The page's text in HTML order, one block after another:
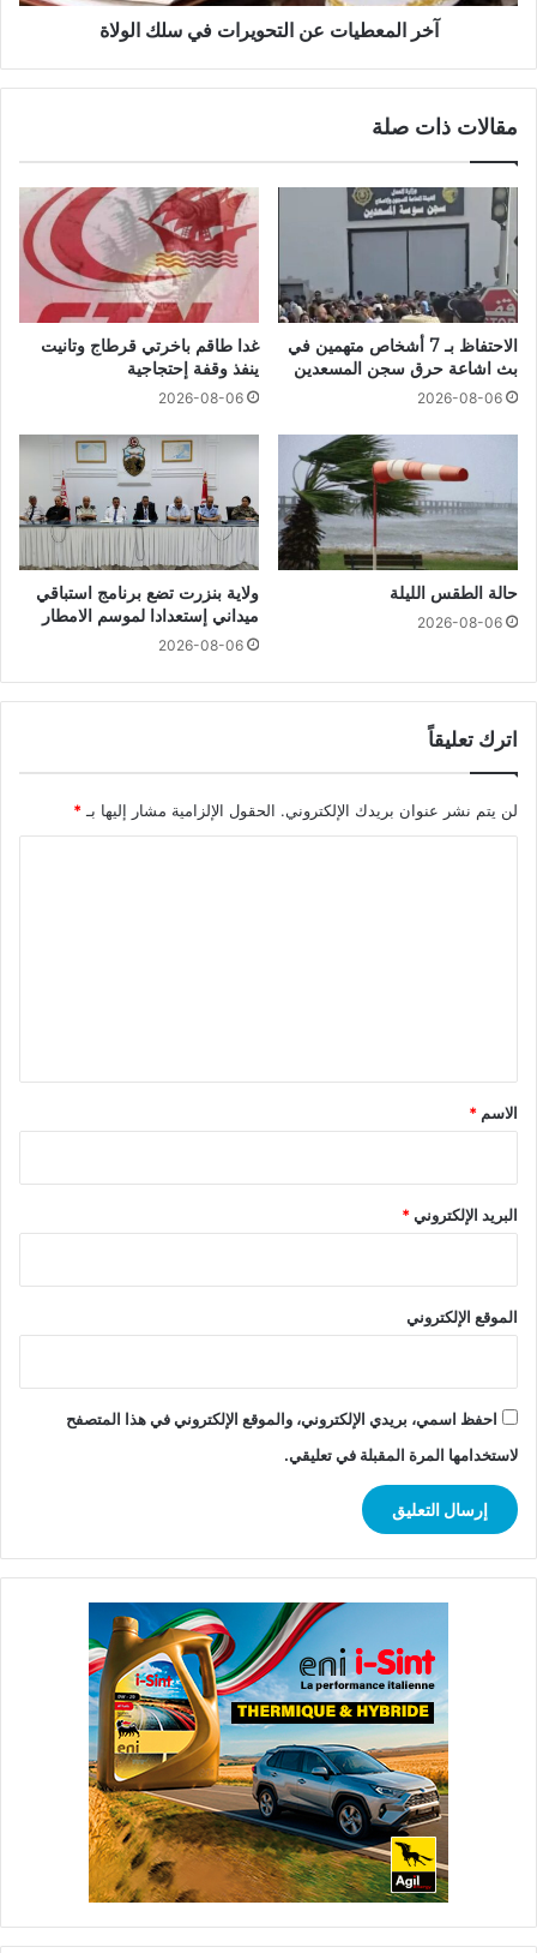
آخر المعطيات عن التحويرات في سلك الولاة
مقالات ذات صلة
الاحتفاظ بـ 7 أشخاص متهمين في
بث اشاعة حرق سجن المسعدين
2026-08-06
غدا طاقم باخرتي قرطاج وتانيت
ينفذ وقفة إحتجاجية
2026-08-06
حالة الطقس الليلة
2026-08-06
ولاية بنزرت تضع برنامج استباقي
ميداني إستعدادا لموسم الامطار
2026-08-06
اترك تعليقاً
لن يتم نشر عنوان بريدك الإلكتروني. الحقول الإلزامية مشار إليها بـ *
*
الاسم *
البريد الإلكتروني*
الموقع الإلكتروني
احفظ اسمي، بريدي الإلكتروني، والموقع الإلكتروني في هذا المتصفح
لاستخدامها المرة المقبلة في تعليقي.